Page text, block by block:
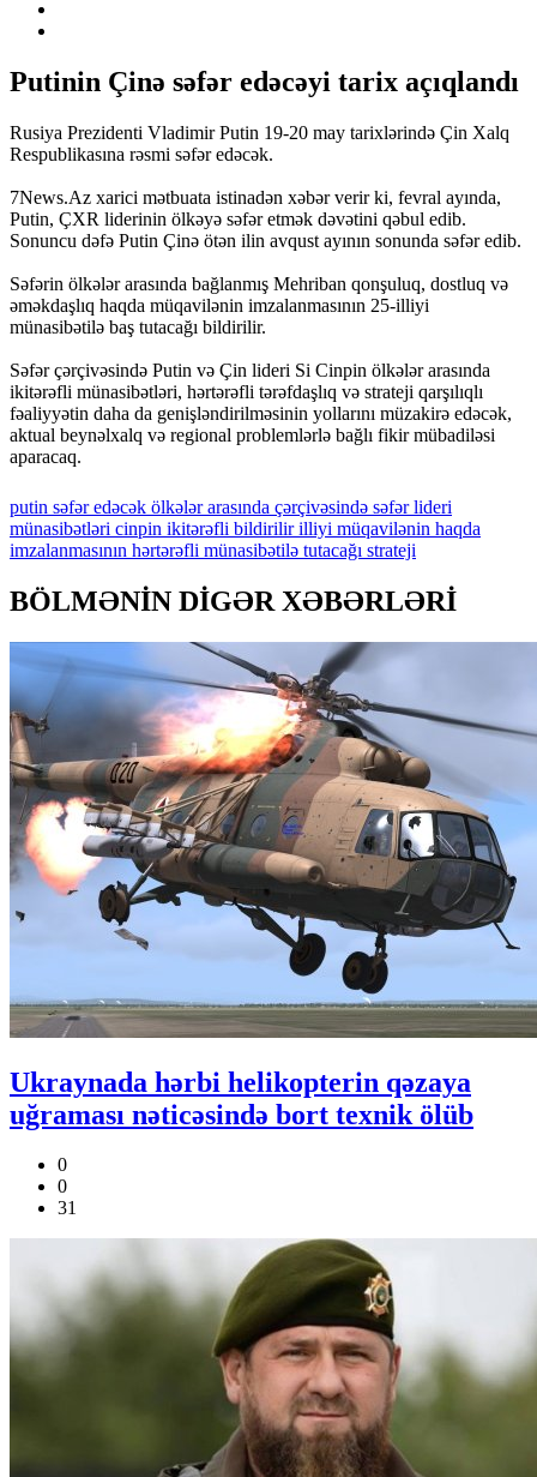
Putinin Çinə səfər edəcəyi tarix açıqlandı
Rusiya Prezidenti Vladimir Putin 19-20 may tarixlərində Çin Xalq
Respublikasına rəsmi səfər edəcək.
7News.Az xarici mətbuata istinadən xəbər verir ki, fevral ayında,
Putin, ÇXR liderinin ölkəyə səfər etmək dəvətini qəbul edib.
Sonuncu dəfə Putin Çinə ötən ilin avqust ayının sonunda səfər edib.
Səfərin ölkələr arasında bağlanmış Mehriban qonşuluq, dostluq və
əməkdaşlıq haqda müqavilənin imzalanmasının 25-illiyi
münasibətilə baş tutacağı bildirilir.
Səfər çərçivəsində Putin və Çin lideri Si Cinpin ölkələr arasında
ikitərəfli münasibətləri, hərtərəfli tərəfdaşlıq və strateji qarşılıqlı
fəaliyyətin daha da genişləndirilməsinin yollarını müzakirə edəcək,
aktual beynəlxalq və regional problemlərlə bağlı fikir mübadiləsi
aparacaq.
putin səfəredəcək ölkələrarasında çərçivəsində səfərlideri
münasibətləri cinpin ikitərəfli bildirilirilliyi müqavilənin haqda
imzalanmasının hərtərəfli münasibətilə tutacağı strateji
BÖLMƏNİN DİGƏR XƏBƏRLƏRİ
Ukraynada hərbi helikopterin qəzaya
uğraması nəticəsində bort texnik ölüb
0
0
31